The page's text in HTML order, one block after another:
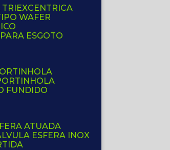
TRIEXCENTRICA
WAFER
ESGOTO
FUNDIDO
ATUADA
ESFERA INOX